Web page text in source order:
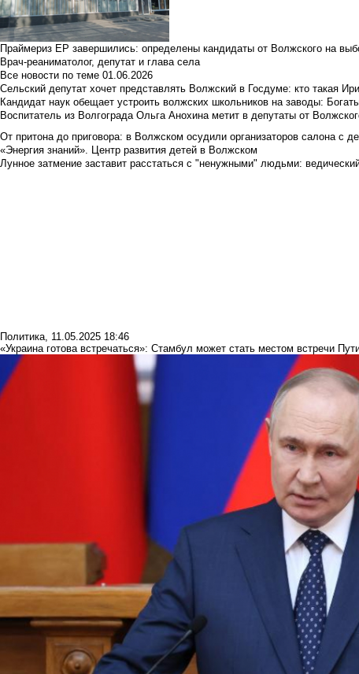
Праймериз ЕР завершились: определены кандидаты от Волжского на
Врач-реаниматолог, депутат и глава села
Все новости по теме 01.06.2026
Сельский депутат хочет представлять Волжский в Госдуме: кто такая
Кандидат наук обещает устроить волжских школьников на заводы:
Воспитатель из Волгограда Ольга Анохина метит в депутаты от
От притона до приговора: в Волжском осудили организаторов салона с
«Энергия знаний». Центр развития детей в Волжском
Лунное затмение заставит расстаться с "ненужными" людьми:
Политика, 11.05.2025 18:46
«Украина готова встречаться»: Стамбул может стать местом встречи